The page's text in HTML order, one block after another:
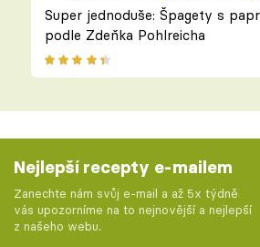
Super jednoduše: Špagety s
podle Zdeňka Pohlreicha
Nejlepší recepty e-mailem
Zanechte nám svůj e-mail a až 5x týdně
vás upozorníme na to nejnovější a nejlepší
z našeho webu.